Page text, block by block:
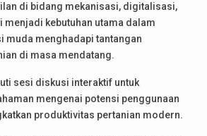
di bidang mekanisasi, digitalisasi,
menjadi kebutuhan utama dalam
muda menghadapi tantangan
di masa mendatang.
sesi diskusi interaktif untuk
mengenai potensi penggunaan
produktivitas pertanian modern.